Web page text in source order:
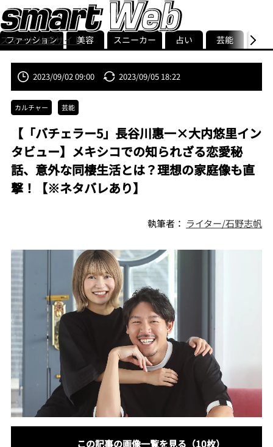
スマート公式サイト
smart最新号
記事一覧ランキング
ストリ
ファッション 美容 スニーカー 占い 芸能 グル
2023/09/02 09:00 2023/09/05 18:22
カルチャー 芸能
【「バチェラー5」長谷川惠一×大内悠里イン
タビュー】メキシコでの知られざる恋愛秘
話、意外な同棲生活とは？理想の家庭像も直
撃！【※ネタバレあり】
執筆者： ライター/石野志帆
この記事の画像一覧を見る（10枚）